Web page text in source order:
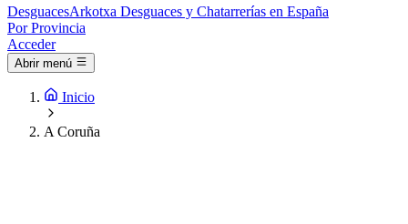
DesguacesArkotxa Desguaces y Chatarrerías en España
Por Provincia
Acceder
Abrir menú
Inicio
A Coruña